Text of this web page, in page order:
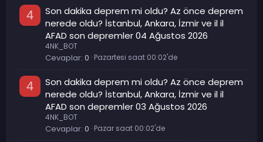
4
Son dakika deprem mi oldu? Az önce deprem
nerede oldu? İstanbul, Ankara, İzmir ve il il
AFAD son depremler 04 Ağustos 2026
4NK_BOT
Cevaplar 0 Pazartesi saat 00:02'de
4
Son dakika deprem mi oldu? Az önce deprem
nerede oldu? İstanbul, Ankara, İzmir ve il il
AFAD son depremler 03 Ağustos 2026
4NK_BOT
Cevaplar 0 Pazar saat 00:02'de